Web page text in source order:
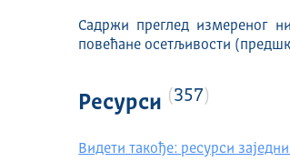
Садржи преглед измереног
повећане осетљивости
Ресурси 357
Видети такође: ресурси